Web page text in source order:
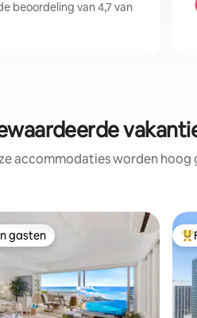
beoordeling van 4,7 van
accommodaties worden
gasten
gasten